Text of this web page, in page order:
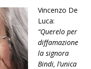
Vincenzo De
Luca:
“Querelo per
diffamazione
la signora
Bindi, l’unica